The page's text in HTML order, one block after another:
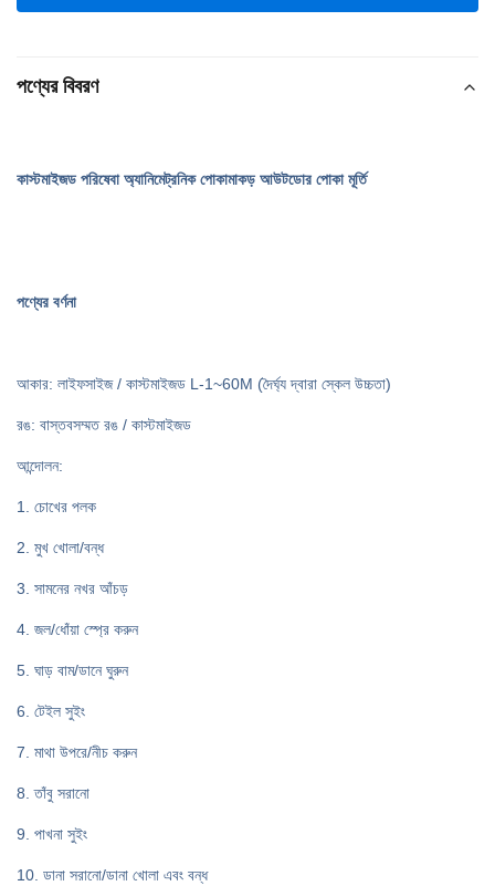
পণ্যের বিবরণ
কাস্টমাইজড পরিষেবা অ্যানিমেট্রনিক পোকামাকড় আউটডোর পোকা মূর্তি
পণ্যের বর্ণনা
আকার: লাইফসাইজ / কাস্টমাইজড L-1~60M (দৈর্ঘ্য দ্বারা স্কেল উচ্চতা)
রঙ: বাস্তবসম্মত রঙ / কাস্টমাইজড
আন্দোলন:
1. চোখের পলক
2. মুখ খোলা/বন্ধ
3. সামনের নখর আঁচড়
4. জল/ধোঁয়া স্প্রে করুন
5. ঘাড় বাম/ডানে ঘুরুন
6. টেইল সুইং
7. মাথা উপরে/নীচ করুন
8. তাঁবু সরানো
9. পাখনা সুইং
10. ডানা সরানো/ডানা খোলা এবং বন্ধ